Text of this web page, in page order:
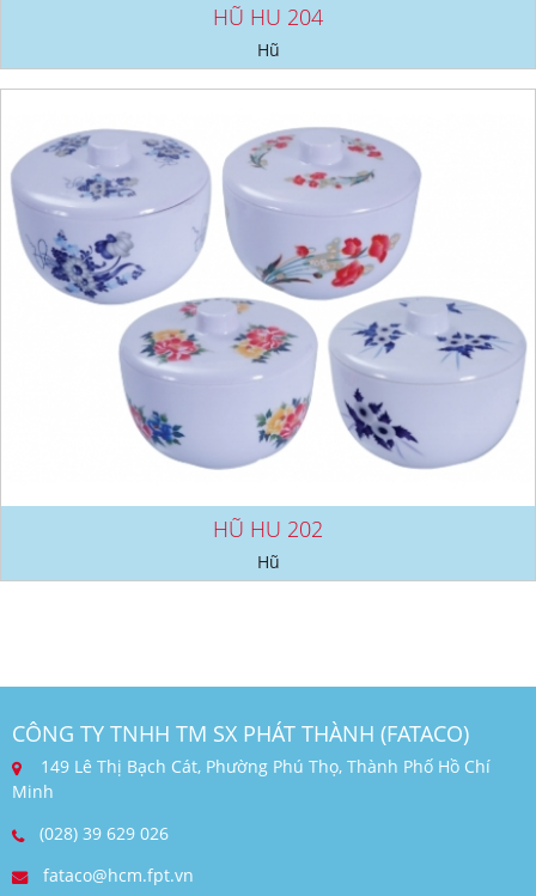
HŨ HU 204
Hũ
HŨ HU 202
Hũ
CÔNG TY TNHH TM SX PHÁT THÀNH (FATACO)
149 Lê Thị Bạch Cát, Phường Phú Thọ, Thành Phố Hồ Chí
Minh
(028) 39 629 026
fataco@hcm.fpt.vn